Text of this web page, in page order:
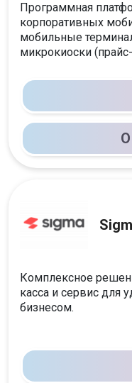
Программная
корпоративных
мобильные
микрокиоски
Комплексное
касса и сервис для
бизнесом.